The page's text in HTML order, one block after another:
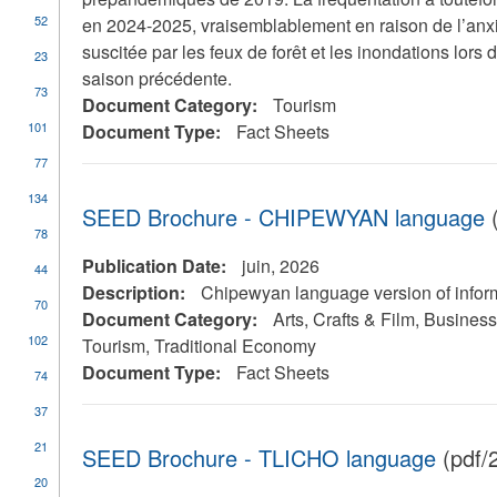
en 2024-2025, vraisemblablement en raison de
suscitée par les feux de forêt et les inondations lors
saison précédente.
Document Category:
Tourism
Document Type:
Fact Sheets
SEED Brochure - CHIPEWYAN language
Publication Date:
juin, 2026
Description:
Chipewyan language version of
Document Category:
Arts, Crafts & Film,
Tourism, Traditional Economy
Document Type:
Fact Sheets
SEED Brochure - TLICHO language(pdf/
52
23
73
101
77
134
78
44
70
102
74
37
21
20